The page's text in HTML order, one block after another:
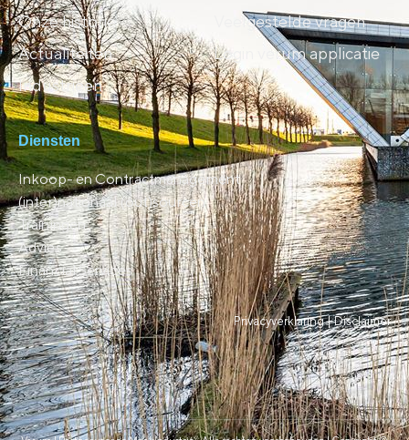
Onze historie
Actualiteiten
Industrieën
Veelgestelde vragen
Login verum applicatie
Diensten
Inkoop- en Contractmanagement
(inter)nationaal (out)sourcen
Trainingen
Advies
Financial Services
Privacyverklaring |Disclaimer